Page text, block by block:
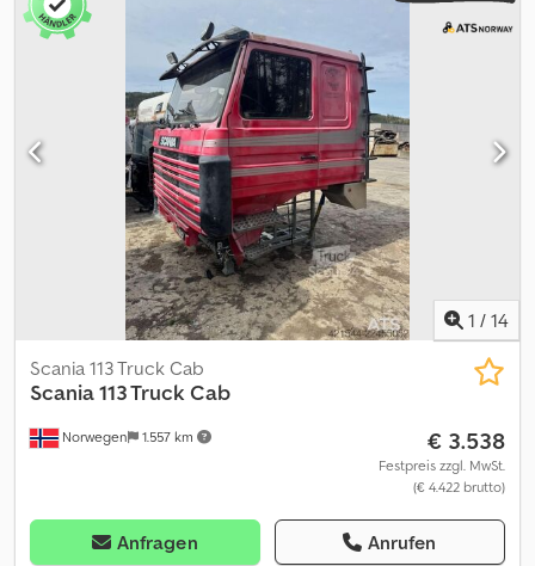
dem Jahr 2025 zu verkaufen. Dieses Gefäß wurde früher zum
Transport von Kompost verwendet und wird nur noch selten
benutzt. Sieht aus wie neu. Bereit zur Auslieferung. Eigengewicht:
1 Model: 2025 Krokkasse = Weitere Informationen = Neu: Nein
Verwendungszweck: Gütertransport Wenden Sie sich an ATS
Norway, um weitere Informationen zu erhalten.
1 / 14
Norwegen 1.557 km
Scania 113 Truck Cab
Scania113 Truck Cab
€ 3.538
Festpreis zzgl. MwSt.
(€ 4.422 brutto)
Anfragen Anrufen